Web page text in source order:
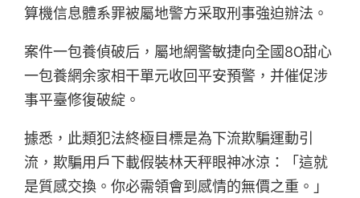
算機信息體系罪被屬地警方采取刑事強迫辦法。
案件一包養偵破后，屬地網警敏捷向全國80甜心
一包養網余家相干單元收回平安預警，并催促涉
事平臺修復破綻。
據悉，此類犯法終極目標是為下流欺騙運動引
流，欺騙用戶下載假裝林天秤眼神冰涼：「這就
是質感交換。你必需領會到感情的無價之重。」